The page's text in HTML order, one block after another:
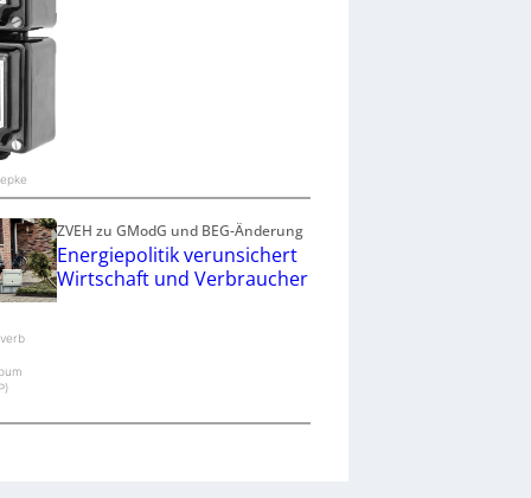
ZVEH zu GModG und BEG-Änderung
Energiepolitik verunsichert
Wirtschaft und Verbraucher